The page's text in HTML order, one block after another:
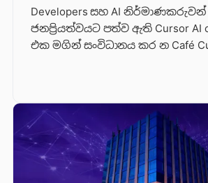
Developers සහ AI
ජනප්‍රියත්වයට පත්ව ඇති Cursor AI
එක මගින් සංවිධානය කර න Café